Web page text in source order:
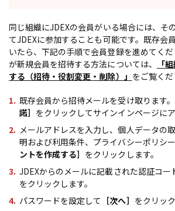
同じ組織にJDEXの会員がいる場合には、そ
てJDEXに参加することも可能です。既存会
いたら、下記の手順で会員登録を進めてく
が新規会員を招待する方法については、
「
する（招待・役割変更・削除）」 をご覧くだ
既存会員から招待メールを受け取ります
諾］ をクリックしてサインインページにア
メールアドレスを入力し、個人データの
明および利用条件、プライバシーポリシ
ントを作成する］ をクリックします。
JDEXからのメールに記載された認証コー
をクリックします。
パスワードを設定して ［次へ］ をクリッ